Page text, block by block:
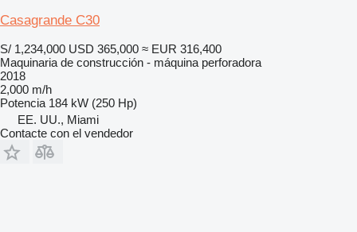
Casagrande C30
S/ 1,234,000 USD 365,000 ≈ EUR 316,400
Maquinaria de construcción - máquina perforadora
2018
2,000 m/h
Potencia 184 kW (250 Hp)
EE. UU., Miami
Contacte con el vendedor